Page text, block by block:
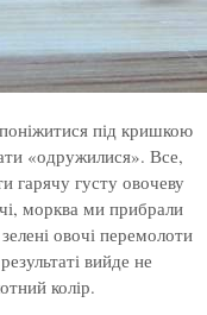
під кришкою
«одружилися». Все,
гарячу густу овочеву
морква ми прибрали
овочі перемолоти
вийде не
колір.